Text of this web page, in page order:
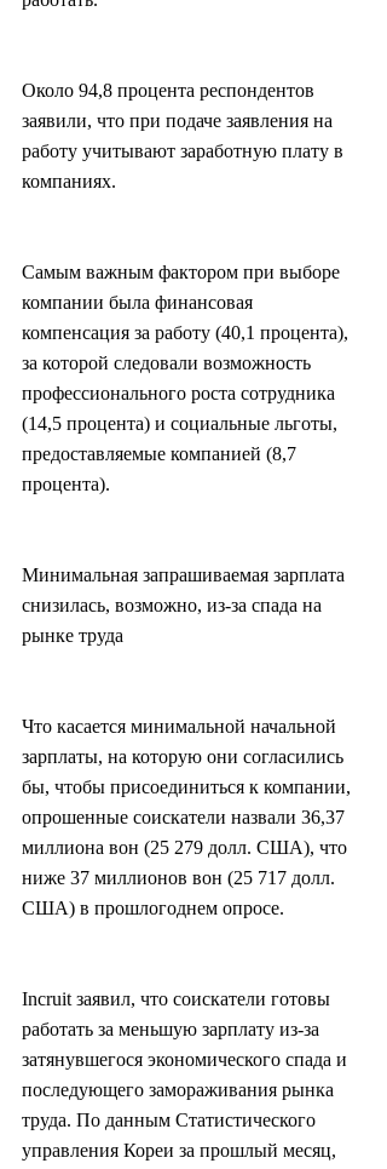
Около 94,8 процента респондентов
заявили, что при подаче заявления на
работу учитывают заработную плату в
компаниях.
Самым важным фактором при выборе
компании была финансовая
компенсация за работу (40,1 процента),
за которой следовали возможность
профессионального роста сотрудника
(14,5 процента) и социальные льготы,
предоставляемые компанией (8,7
процента).
Минимальная запрашиваемая зарплата
снизилась, возможно, из-за спада на
рынке труда
Что касается минимальной начальной
зарплаты, на которую они согласились
бы, чтобы присоединиться к компании,
опрошенные соискатели назвали 36,37
миллиона вон (25 279 долл. США), что
ниже 37 миллионов вон (25 717 долл.
США) в прошлогоднем опросе.
Incruit заявил, что соискатели готовы
работать за меньшую зарплату из-за
затянувшегося экономического спада и
последующего замораживания рынка
труда. По данным Статистического
управления Кореи за прошлый месяц,